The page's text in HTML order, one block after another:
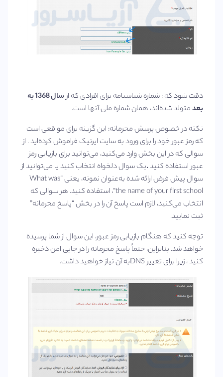
دقت شود که : شماره شناسنامه برای افرادی که از
سال 1368 به
بعدمتولد شده‌اند، همان شماره ملی آنها است.
نکته در خصوص پرسش محرمانه: این گزینه برای مواقعی است
که رمز عبور خود را برای ورود به سایت ایرنیک فراموش کرده‌اید . از
سوالی که در این بخش وارد می‌کنید، می‌توانید برای بازیابی رمز
عبور استفاده کنید.یک سوال دلخواه انتخاب کنید یا می‌توانید از
سوال پیش‌ فرض ارائه ‌شده به‌عنوان نمونه، یعنی “What was
the name of your first school”، استفاده کنید. هر سوالی که
انتخاب می‌کنید، لازم است پاسخ آن را در بخش “پاسخ محرمانه”
ثبت نمایید.
توجه کنید که هنگام بازیابی رمز عبور، این سوال از شما پرسیده
خواهد شد. بنابراین، حتماً پاسخ محرمانه را در جایی امن ذخیره
کنید ، زیرا برای تغییر DNSبه آن نیاز خواهید داشت.